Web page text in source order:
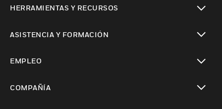
HERRAMIENTAS Y RECURSOS
ASISTENCIA Y FORMACIÓN
EMPLEO
COMPAÑÍA